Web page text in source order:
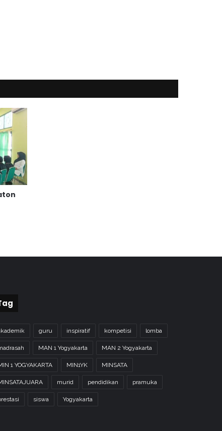
guru inspiratif kompetisi lomba
MAN 1 Yogyakarta MAN 2 Yogyakarta
1 YOGYAKARTA MIN1YK MINSATA
murid pendidikan pramuka
siswa Yogyakarta